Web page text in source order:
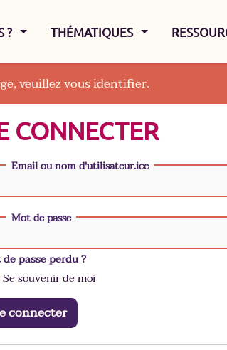
? AFFICHER LE MENU
THÉMATIQUES AFFICHER LE
veuillez vous identifier.
CONNECTER
Email ou nom d'utilisateur.ice
Mot de passe
passe perdu ?
Se souvenir de moi
connecter